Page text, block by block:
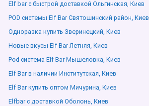
Elf bar с быстрой доставкой Ольгинская, Киев
POD системы Elf Bar Святошинский район, Киев
Одноразка купить Зверинецкий, Киев
Новые вкусы Elf Bar Летняя, Киев
Pod система Elf Bar Мышеловка, Киев
Elf Bar в наличии Институтская, Киев
Elf Bar купить оптом Мичурина, Киев
Elfbar с доставкой Оболонь, Киев